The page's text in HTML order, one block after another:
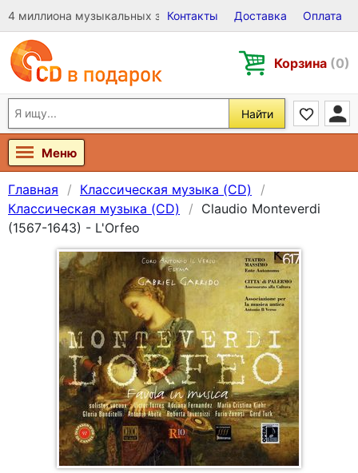
4 миллиона музыкальных записей на Виниле, CD и DVD
Контакты Доставка Оплата
Корзина (0)
Найти
Меню
Главная
Классическая музыка (CD)
Классическая музыка (CD)
Claudio Monteverdi
(1567-1643) - L'Orfeo